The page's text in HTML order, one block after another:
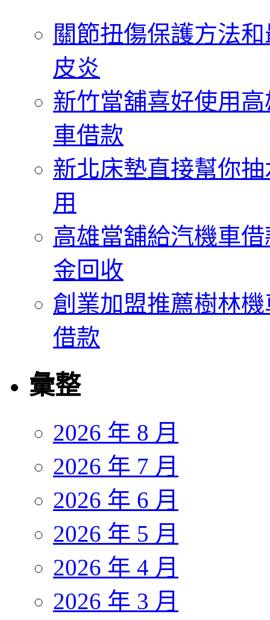
關節扭傷保護方法
皮炎
新竹當舖喜好使用
車借款
新北床墊直接幫你
用
高雄當舖給汽機車
金回收
創業加盟推薦樹林
借款
彙整
2026 年 8 月
2026 年 7 月
2026 年 6 月
2026 年 5 月
2026 年 4 月
2026 年 3 月